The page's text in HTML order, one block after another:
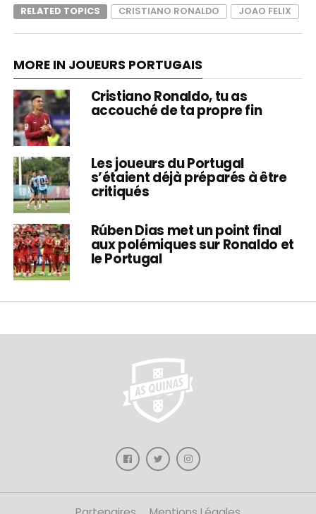
RELATED TOPICS CRISTIANO RONALDO JOAO FELIX
MORE IN JOUEURS PORTUGAIS
Cristiano Ronaldo, tu as
accouché de ta propre fin
Les joueurs du Portugal
s’étaient déjà préparés à être
critiqués
Rúben Dias met un point final
aux polémiques sur Ronaldo et
le Portugal